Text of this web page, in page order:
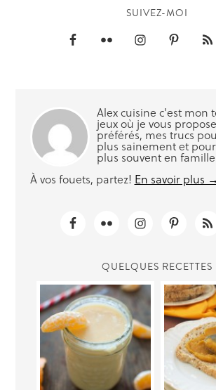
SUIVEZ-MOI
Alex cuisine c'est mon
jeux où je vous
préférés, mes trucs
plus sainement et
plus souvent en
À vos fouets, partez! En savoir plus →
QUELQUES RECETTES